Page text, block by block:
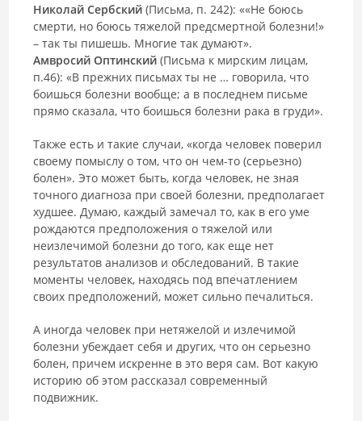
Николай Сербский (Письма, п. 242): ««Не боюсь
смерти, но боюсь тяжелой предсмертной болезни!»
– так ты пишешь. Многие так думают».
Амвросий Оптинский (Письма к мирским лицам,
п.46): «В прежних письмах ты не … говорила, что
боишься болезни вообще; а в последнем письме
прямо сказала, что боишься болезни рака в груди».
Также есть и такие случаи, «когда человек поверил
своему помыслу о том, что он чем-то (серьезно)
болен». Это может быть, когда человек, не зная
точного диагноза при своей болезни, предполагает
худшее. Думаю, каждый замечал то, как в его уме
рождаются предположения о тяжелой или
неизлечимой болезни до того, как еще нет
результатов анализов и обследований. В такие
моменты человек, находясь под впечатлением
своих предположений, может сильно печалиться.
А иногда человек при нетяжелой и излечимой
болезни убеждает себя и других, что он серьезно
болен, причем искренне в это веря сам. Вот какую
историю об этом рассказал современный
подвижник.